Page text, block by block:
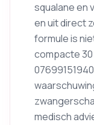
squalane en
en uit direct
formule is
compacte 30
medisch